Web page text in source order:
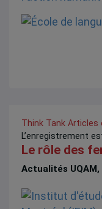
Think Tank Articles
L’enregistrement
Le rôle des
Actualités